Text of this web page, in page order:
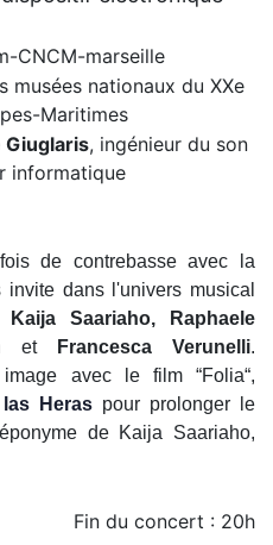
CNCM-marseille
nationaux du XXe
Maritimes
Giuglaris, ingénieur du son
informatique
de contrebasse avec la
dans l'univers musical
Kaija Saariaho, Raphaele
et Francesca Verunelli.
avec le film “Folia“,
Heras pour prolonger le
de Kaija Saariaho,
Fin du concert : 20h